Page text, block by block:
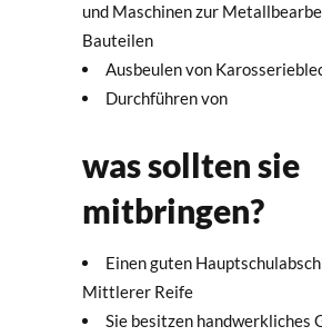
und Maschinen zur
Bauteilen
Ausbeulen von
Durchführen von
was sollten sie
mitbringen?
Einen guten
Mittlerer Reife
Sie besitzen handwerkliches